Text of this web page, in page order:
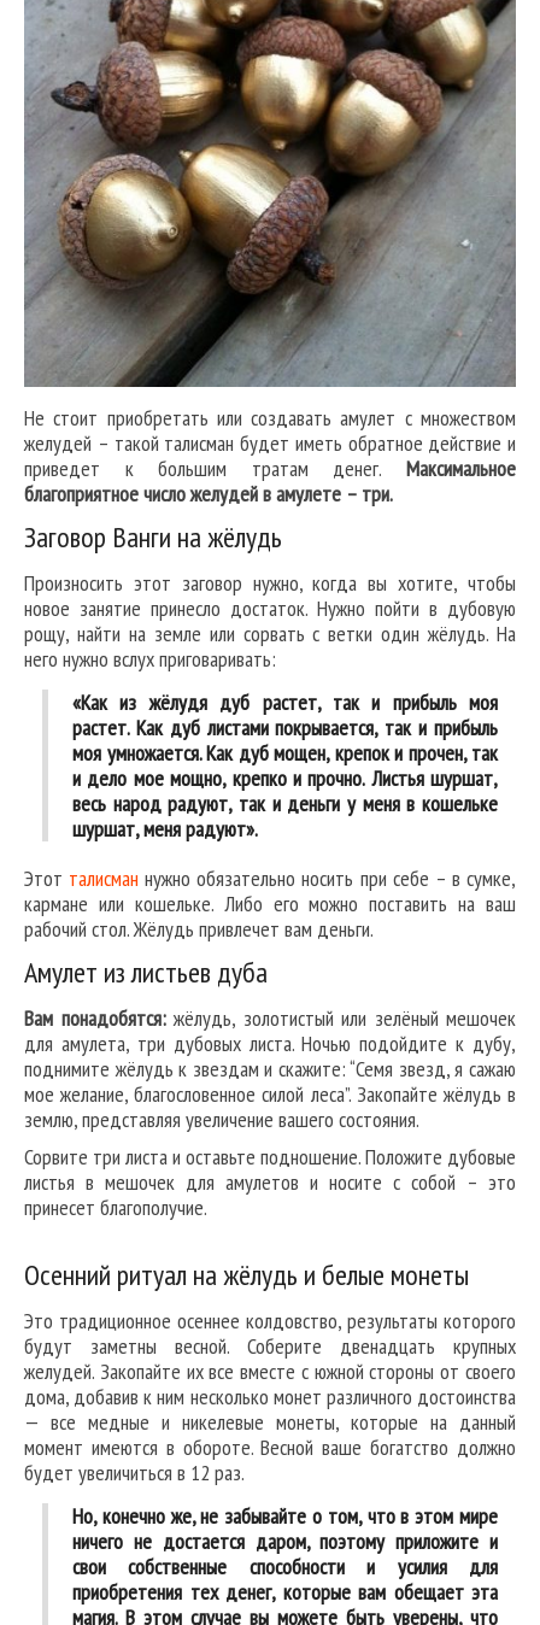
Не стоит приобретать или создавать амулет с множеством
желудей – такой талисман будет иметь обратное действие и
приведет к большим тратам денег. Максимальное
благоприятное число желудей в амулете – три.
Заговор Ванги на жёлудь
Произносить этот заговор нужно, когда вы хотите, чтобы
новое занятие принесло достаток. Нужно пойти в дубовую
рощу, найти на земле или сорвать с ветки один жёлудь. На
него нужно вслух приговаривать:
«Как из жёлудя дуб растет, так и прибыль моя
растет. Как дуб листами покрывается, так и прибыль
моя умножается. Как дуб мощен, крепок и прочен, так
и дело мое мощно, крепко и прочно. Листья шуршат,
весь народ радуют, так и деньги у меня в кошельке
шуршат, меня радуют».
Этот талисман нужно обязательно носить при себе – в сумке,
кармане или кошельке. Либо его можно поставить на ваш
рабочий стол. Жёлудь привлечет вам деньги.
Амулет из листьев дуба
Вам понадобятся:жёлудь, золотистый или зелёный мешочек
для амулета, три дубовых листа. Ночью подойдите к дубу,
поднимите жёлудь к звездам и скажите: “Семя звезд, я сажаю
мое желание, благословенное силой леса”. Закопайте жёлудь в
землю, представляя увеличение вашего состояния.
Сорвите три листа и оставьте подношение. Положите дубовые
листья в мешочек для амулетов и носите с собой – это
принесет благополучие.
Осенний ритуал на жёлудь и белые монеты
Это традиционное осеннее колдовство, результаты которого
будут заметны весной. Соберите двенадцать крупных
желудей. Закопайте их все вместе с южной стороны от своего
дома, добавив к ним несколько монет различного достоинства
— все медные и никелевые монеты, которые на данный
момент имеются в обороте. Весной ваше богатство должно
будет увеличиться в 12 раз.
Но, конечно же, не забывайте о том, что в этом мире
ничего не достается даром, поэтому приложите и
свои собственные способности и усилия для
приобретения тех денег, которые вам обещает эта
магия. В этом случае вы можете быть уверены, что